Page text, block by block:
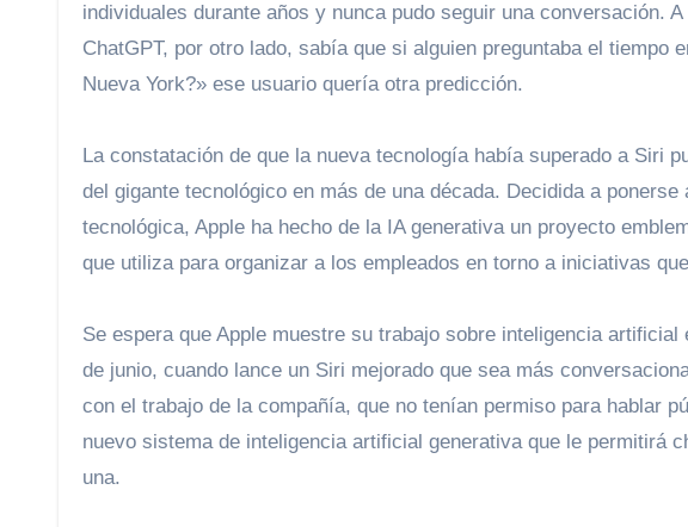
individuales durante años y nunca pudo seguir una conversación.
ChatGPT, por otro lado, sabía que si alguien preguntaba el tiempo
Nueva York?» ese usuario quería otra predicción.
La constatación de que la nueva tecnología había superado a Siri
del gigante tecnológico en más de una década. Decidida a
tecnológica, Apple ha hecho de la IA generativa un proyecto
que utiliza para organizar a los empleados en torno a iniciativas
Se espera que Apple muestre su trabajo sobre inteligencia artificial en su conferencia anual de desarrolladores el 10
de junio, cuando lance un Siri mejorado que sea más
con el trabajo de la compañía, que no tenían permiso para hablar
nuevo sistema de inteligencia artificial generativa que le permitirá
una.